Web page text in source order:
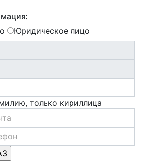
Юридическое лицо
только кириллица